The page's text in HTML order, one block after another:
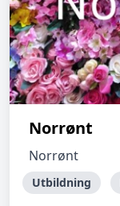
Norrønt
Norrønt
Utbildning